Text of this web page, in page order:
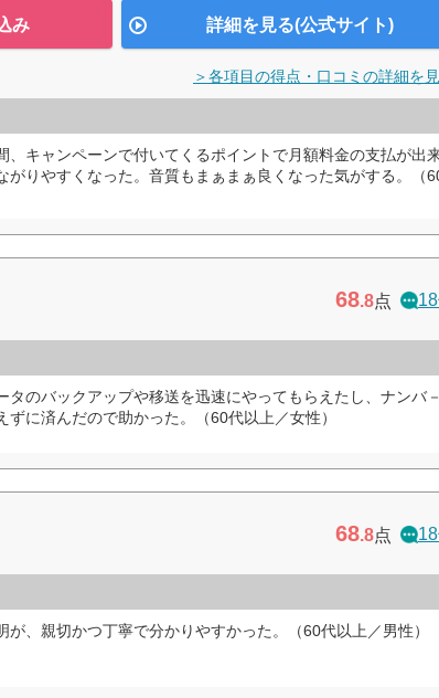
み 詳細を見る(公式サイト)
＞各項目の得点・口コミの詳細を
、キャンペーンで付いてくるポイントで月額料金の支払が出
がりやすくなった。音質もまぁまぁ良くなった気がする。（
68.8点
タのバックアップや移送を迅速にやってもらえたし、ナンバ－
ずに済んだので助かった。（60代以上／女性）
68.8点
が、親切かつ丁寧で分かりやすかった。（60代以上／男性）